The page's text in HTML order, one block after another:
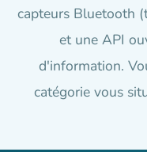
capteurs Bluetooth
et une API
d'information.
catégorie vous